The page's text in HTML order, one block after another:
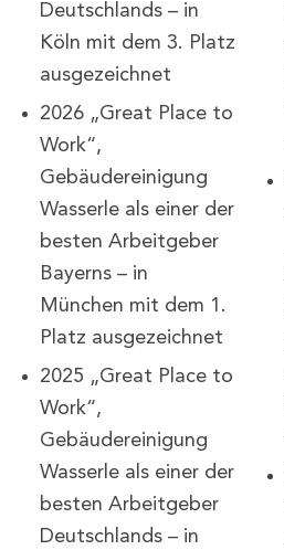
Deutschlands – in
Köln mit dem 3. Platz
ausgezeichnet
2026 „Great Place to
Work“,
Gebäudereinigung
Wasserle als einer der
besten Arbeitgeber
Bayerns – in
München mit dem 1.
Platz ausgezeichnet
2025 „Great Place to
Work“,
Gebäudereinigung
Wasserle als einer der
besten Arbeitgeber
Deutschlands – in